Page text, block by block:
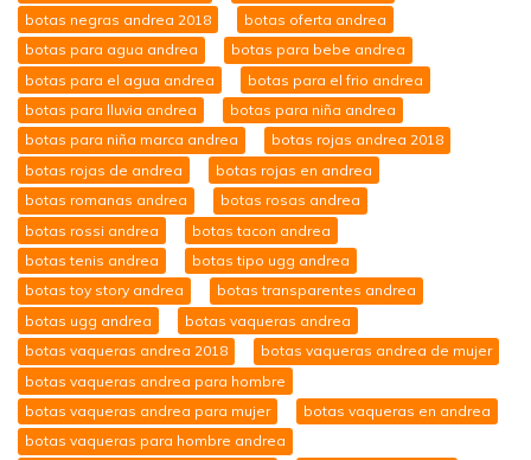
botas negras andrea 2018
botas oferta andrea
botas para agua andrea
botas para bebe andrea
botas para el agua andrea
botas para el frio andrea
botas para lluvia andrea
botas para niña andrea
botas para niña marca andrea
botas rojas andrea 2018
botas rojas de andrea
botas rojas en andrea
botas romanas andrea
botas rosas andrea
botas rossi andrea
botas tacon andrea
botas tenis andrea
botas tipo ugg andrea
botas toy story andrea
botas transparentes andrea
botas ugg andrea
botas vaqueras andrea
botas vaqueras andrea 2018
botas vaqueras andrea de mujer
botas vaqueras andrea para hombre
botas vaqueras andrea para mujer
botas vaqueras en andrea
botas vaqueras para hombre andrea